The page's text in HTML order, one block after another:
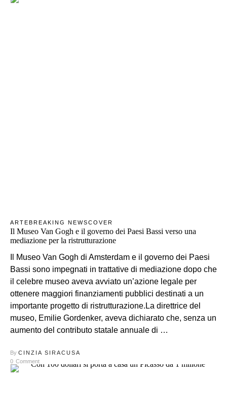
ARTEBREAKING NEWSCOVER
Il Museo Van Gogh e il governo dei Paesi Bassi verso una
mediazione per la ristrutturazione
Il Museo Van Gogh di Amsterdam e il governo dei Paesi
Bassi sono impegnati in trattative di mediazione dopo che
il celebre museo aveva avviato un’azione legale per
ottenere maggiori finanziamenti pubblici destinati a un
importante progetto di ristrutturazione.La direttrice del
museo, Emilie Gordenker, aveva dichiarato che, senza un
aumento del contributo statale annuale di …
By CINZIA SIRACUSA
0 Comment